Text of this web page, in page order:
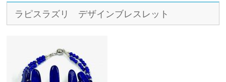
ラピスラズリ デザインブレスレット